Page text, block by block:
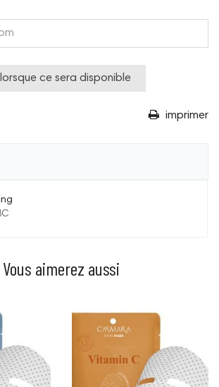
ce sera disponible
imprimer
Vous aimerez aussi
Prix